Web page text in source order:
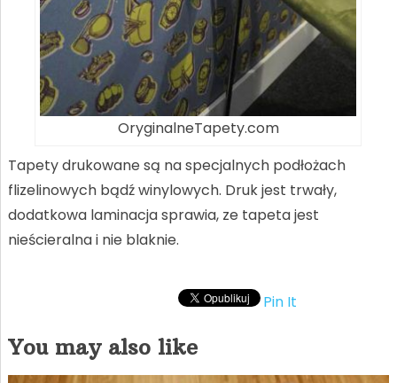
OryginalneTapety.com
Tapety drukowane są na specjalnych podłożach
flizelinowych bądź winylowych. Druk jest trwały,
dodatkowa laminacja sprawia, ze tapeta jest
nieścieralna i nie blaknie.
Pin It
You may also like